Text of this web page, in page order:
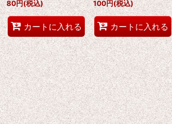
80円(税込)
カートに入れる
100円(税込)
カートに入れる